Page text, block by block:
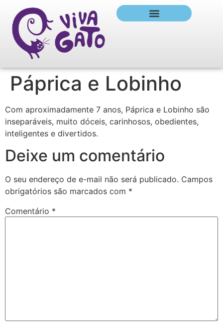
Páprica e Lobinho
Com aproximadamente 7 anos, Páprica e Lobinho são
inseparáveis, muito dóceis, carinhosos, obedientes,
inteligentes e divertidos.
Deixe um comentário
O seu endereço de e-mail não será publicado. Campos
obrigatórios são marcados com *
Comentário *